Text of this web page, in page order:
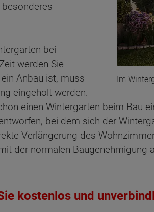
Im
bei
werden Sie
Anbau ist, muss
eingeholt werden.
einen Wintergarten beim Bau
bei dem sich der
Verlängerung des
der normalen Baugenehmigung
kostenlos und
Sie suchen?